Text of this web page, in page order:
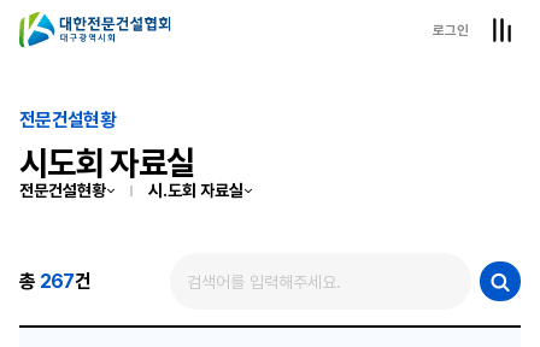
로그인
전문건설현황
시도회 자료실
전문건설현황 시.도회 자료실
총 267건